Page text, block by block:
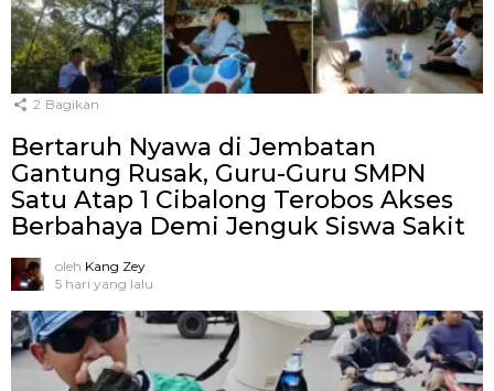
2 Bagikan
Bertaruh Nyawa di Jembatan
Gantung Rusak, Guru-Guru SMPN
Satu Atap 1 Cibalong Terobos Akses
Berbahaya Demi Jenguk Siswa Sakit
oleh Kang Zey
5 hari yang lalu